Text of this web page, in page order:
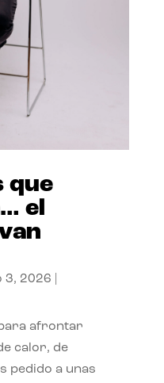
que
el
3, 2026
afrontar
calor, de
pedido a unas